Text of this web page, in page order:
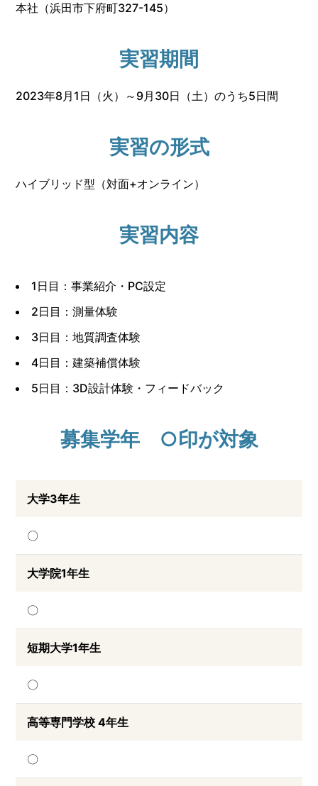
本社（浜田市下府町327-145）
実習期間
2023年8月1日（火）～9月30日（土）のうち5日間
実習の形式
ハイブリッド型（対面+オンライン）
実習内容
1日目：事業紹介・PC設定
2日目：測量体験
3日目：地質調査体験
4日目：建築補償体験
5日目：3D設計体験・フィードバック
募集学年 ○印が対象
大学3年生
〇
大学院1年生
〇
短期大学1年生
〇
高等専門学校 4年生
〇